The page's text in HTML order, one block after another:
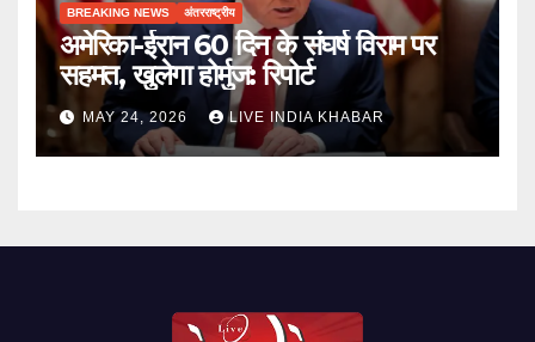
BREAKING NEWS अंतरराष्ट्रीय
अमेरिका-ईरान 60 दिन के संघर्ष विराम पर
सहमत, खुलेगा होर्मुज: रिपोर्ट
MAY 24, 2026 LIVE INDIA KHABAR